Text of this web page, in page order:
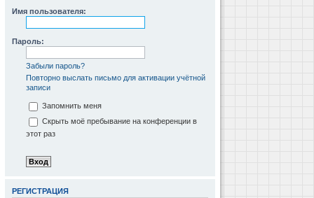
Имя пользователя:
Пароль:
Забыли пароль?
Повторно выслать письмо для активации учётной
записи
Запомнить меня
Скрыть моё пребывание на конференции в
этот раз
РЕГИСТРАЦИЯ